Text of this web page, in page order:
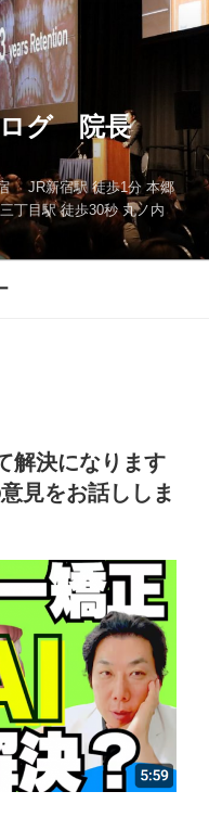
ログ 院長
JR新宿駅 徒歩1分 本郷
丁目駅 徒歩30秒 丸ノ内
解決になります
見をお話ししま